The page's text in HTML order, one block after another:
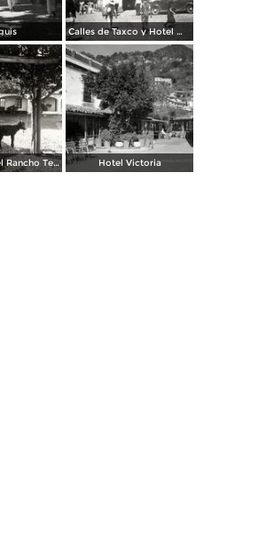
Calles de Taxco y Hotel Meléndez (izq.)
Patio del hotel Rancho Telva Hotel Victoria